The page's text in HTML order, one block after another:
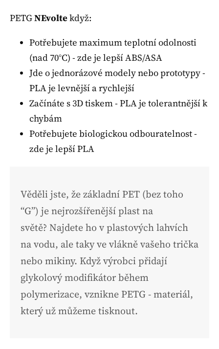
PETGNEvoltekdyž:
Potřebujete maximum teplotní odolnosti
(nad 70°C) - zde je lepší ABS/ASA
Jde o jednorázové modely nebo prototypy -
PLA je levnější a rychlejší
Začínáte s 3D tiskem - PLA je tolerantnější k
chybám
Potřebujete biologickou odbouratelnost -
zde je lepší PLA
Věděli jste, že základní PET (bez toho
“G”) je nejrozšířenější plast na
světě? Najdete ho v plastových lahvích
na vodu, ale taky ve vlákně vašeho trička
nebo mikiny. Když výrobci přidají
glykolový modifikátor během
polymerizace, vznikne PETG - materiál,
který už můžeme tisknout.